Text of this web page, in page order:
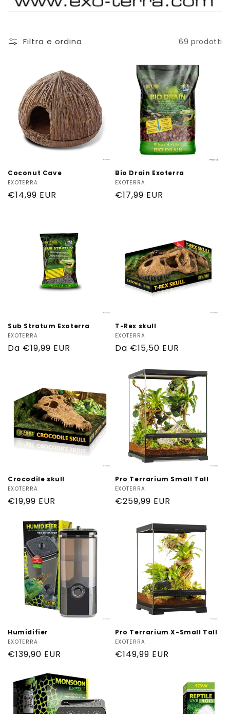
Filtra e ordina 69 prodotti
Coconut Cave
Produttore:
EXOTERRA
Prezzo
€14,99 EUR
Bio Drain Exoterra
Produttore:
EXOTERRA
Prezzo
€17,99 EUR
Sub Stratum Exoterra
Produttore:
EXOTERRA
Prezzo
Da €19,99 EUR
T-Rex skull
Produttore:
EXOTERRA
Prezzo
listino
Da €15,50 EUR
Crocodile skull
Produttore:
EXOTERRA
Prezzo
listino
€19,99 EUR
Pro Terrarium Small Tall
Produttore:
EXOTERRA
Prezzo
listino
€259,99 EUR
Humidifier
Produttore:
EXOTERRA
Prezzo
listino
€139,90 EUR
Pro Terrarium X-Small Tall
Produttore:
EXOTERRA
Prezzo
€149,99 EUR